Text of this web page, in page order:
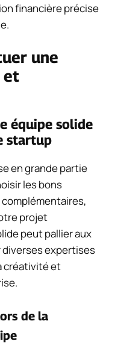
financière précise
une
et
équipe solide
startup
en grande partie
les bons
projet
peut pallier aux
expertises
créativité et
de la